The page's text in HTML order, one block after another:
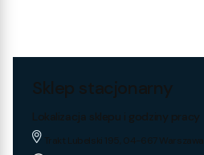
Sklep stacjonarny
Lokalizacja sklepu i godziny pracy
Trakt Lubelski 195, 04-667 Warszawa